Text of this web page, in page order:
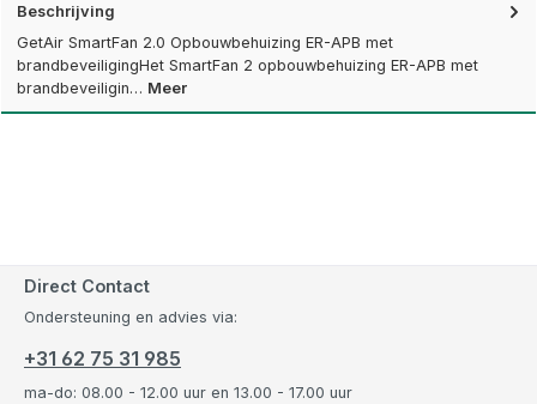
Beschrijving
GetAir SmartFan 2.0 Opbouwbehuizing ER-APB met
brandbeveiligingHet SmartFan 2 opbouwbehuizing ER-APB met
brandbeveiligin… Meer
Direct Contact
Ondersteuning en advies via:
+31 62 75 31 985
ma-do: 08.00 - 12.00 uur en 13.00 - 17.00 uur